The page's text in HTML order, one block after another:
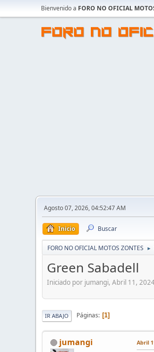
Bienvenido a FORO NO OFICIAL
FORO NO
Agosto 07, 2026, 04:52:47 AM
Inicio Buscar
FORO NO OFICIAL MOTOS ZONTES ►
Green Sabadell
Iniciado por jumangi, Abril 11,
IR ABAJO Páginas 1
jumangi Abril